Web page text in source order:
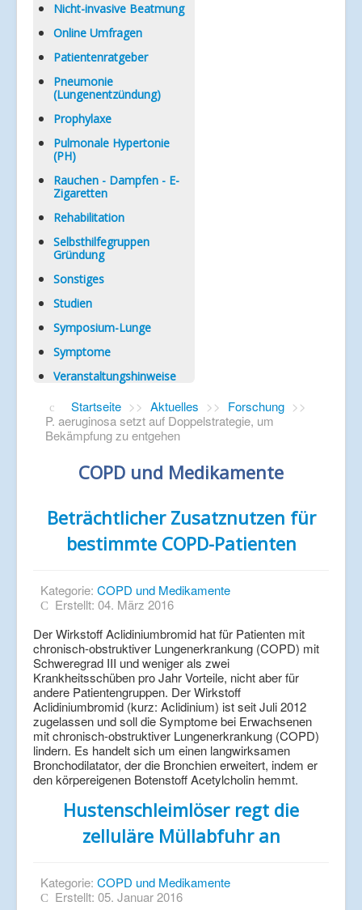
Nicht-invasive Beatmung
Online Umfragen
Patientenratgeber
Pneumonie
(Lungenentzündung)
Prophylaxe
Pulmonale Hypertonie
(PH)
Rauchen - Dampfen - E-
Zigaretten
Rehabilitation
Selbsthilfegruppen
Gründung
Sonstiges
Studien
Symposium-Lunge
Symptome
Veranstaltungshinweise
Startseite >> Aktuelles >> Forschung >>
P. aeruginosa setzt auf Doppelstrategie, um
Bekämpfung zu entgehen
COPD und Medikamente
Beträchtlicher Zusatznutzen für
bestimmte COPD-Patienten
Kategorie: COPD und Medikamente
Erstellt: 04. März 2016
Der Wirkstoff Aclidiniumbromid hat für Patienten mit
chronisch-obstruktiver Lungenerkrankung (COPD) mit
Schweregrad III und weniger als zwei
Krankheitsschüben pro Jahr Vorteile, nicht aber für
andere Patientengruppen. Der Wirkstoff
Aclidiniumbromid (kurz: Aclidinium) ist seit Juli 2012
zugelassen und soll die Symptome bei Erwachsenen
mit chronisch-obstruktiver Lungenerkrankung (COPD)
lindern. Es handelt sich um einen langwirksamen
Bronchodilatator, der die Bronchien erweitert, indem er
den körpereigenen Botenstoff Acetylcholin hemmt.
Hustenschleimlöser regt die
zelluläre Müllabfuhr an
Kategorie: COPD und Medikamente
Erstellt: 05. Januar 2016